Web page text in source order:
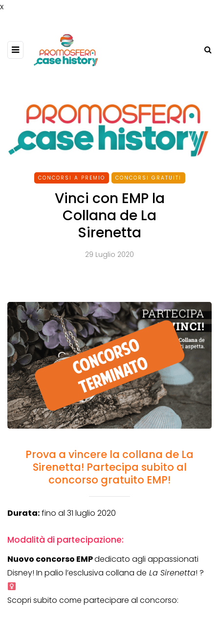
x
CONCORSI A PREMIO CONCORSI GRATUITI
Vinci con EMP la
Collana de La
Sirenetta
29 Luglio 2020
Prova a vincere la collana de La
Sirenetta! Partecipa subito al
concorso gratuito EMP!
Durata:fino al 31 luglio 2020
Modalità di partecipazione:
Nuovo concorso EMPdedicato agli appassionati
Disney! In palio l’esclusiva collana de La Sirenetta! ?‍
Scopri subito come partecipare al concorso: